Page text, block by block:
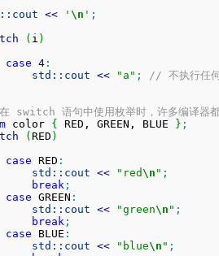
cout << ' \n ' ;
( i )
case 4:
std:: cout << "a" ;
// 不执行任
switch 语句中使用枚举时，许多编译器都
color { RED, GREEN, BLUE } ;
( RED )
case RED :
std:: cout << "red\n " ;
break ;
case GREEN :
std:: cout << "green\n " ;
break ;
case BLUE :
std:: cout << "blue\n " ;